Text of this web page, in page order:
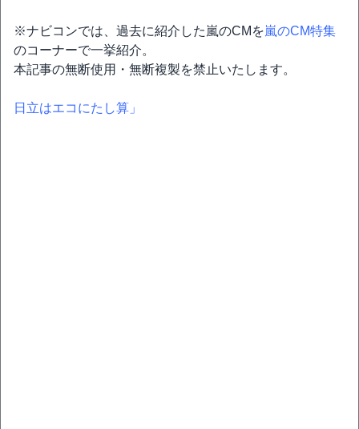
※ナビコンでは、過去に紹介した嵐のCMを嵐のCM特集
のコーナーで一挙紹介。
本記事の無断使用・無断複製を禁止いたします。
日立はエコにたし算」